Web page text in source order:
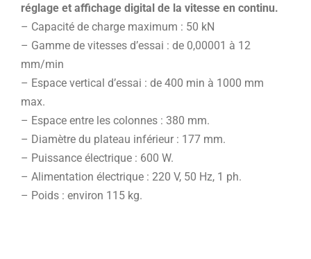
réglage et affichage digital de la vitesse en continu.
– Capacité de charge maximum : 50 kN
– Gamme de vitesses d’essai : de 0,00001 à 12
mm/min
– Espace vertical d’essai : de 400 min à 1000 mm
max.
– Espace entre les colonnes : 380 mm.
– Diamètre du plateau inférieur : 177 mm.
– Puissance électrique : 600 W.
– Alimentation électrique : 220 V, 50 Hz, 1 ph.
– Poids : environ 115 kg.